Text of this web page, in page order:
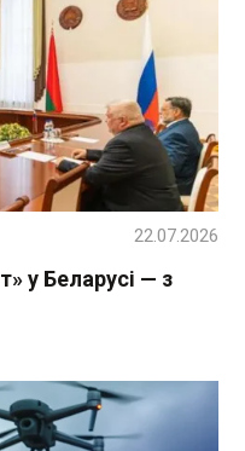
у Беларусі — з
22.07.2026